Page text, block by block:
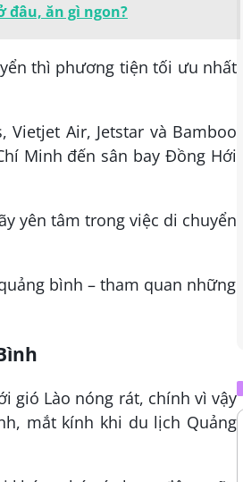
đâu, ăn gì ngon?
thì phương tiện tối ưu nhất
Air, Jetstar và Bamboo
Minh đến sân bay Đồng Hới
yên tâm trong việc di chuyển
gió Lào nóng rát, chính vì vậy
mắt kính khi du lịch Quảng